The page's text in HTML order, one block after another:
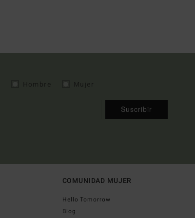
Suscribir
COMUNIDAD MUJER
Hello Tomorrow
Blog